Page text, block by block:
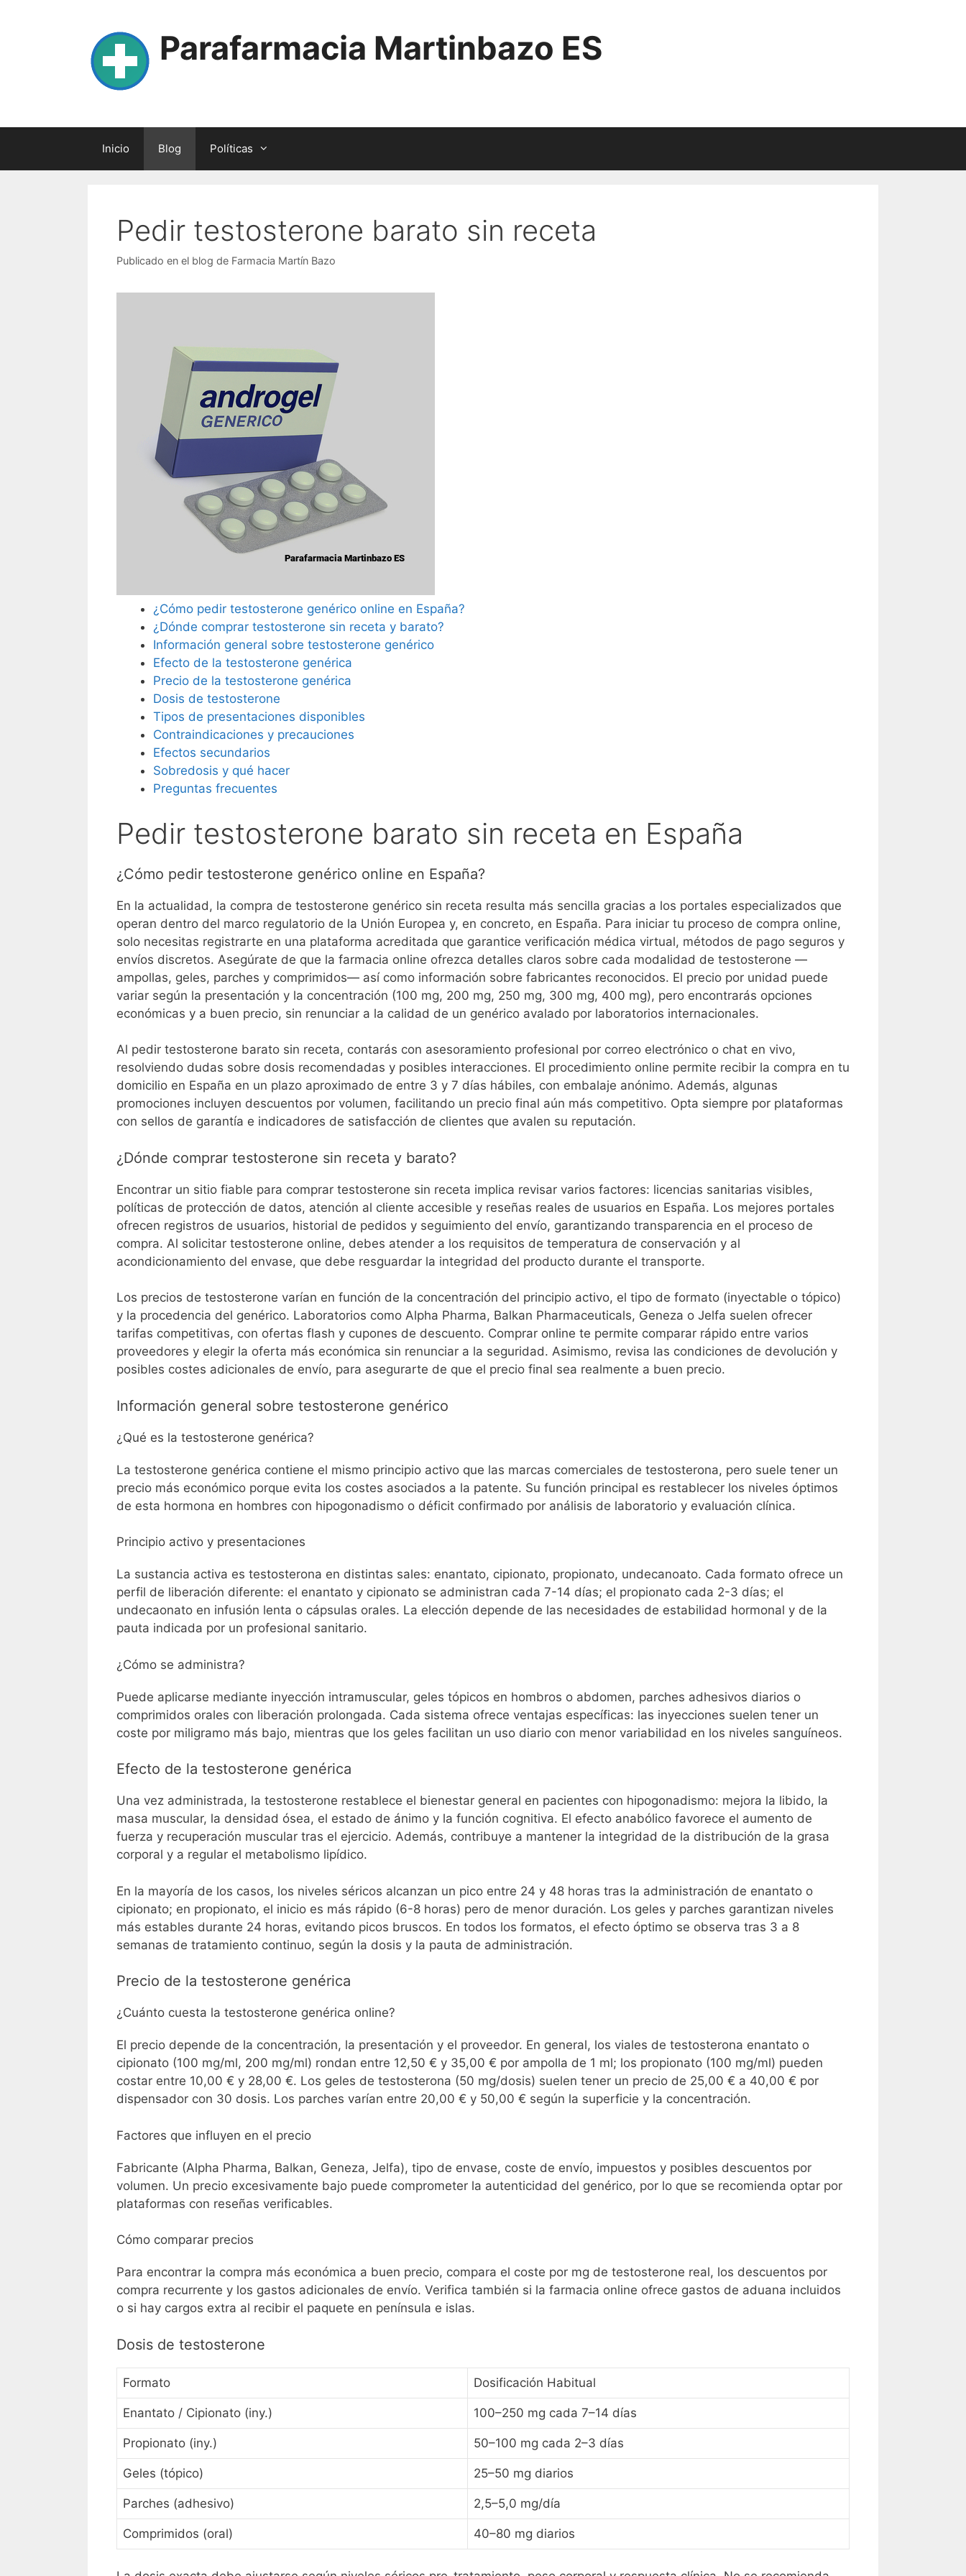
Parafarmacia Martinbazo ES
Inicio Blog Políticas
Pedir testosterone barato sin receta
Publicado en el blog de Farmacia Martín Bazo
¿Cómo pedir testosterone genérico online en España?
¿Dónde comprar testosterone sin receta y barato?
Información general sobre testosterone genérico
Efecto de la testosterone genérica
Precio de la testosterone genérica
Dosis de testosterone
Tipos de presentaciones disponibles
Contraindicaciones y precauciones
Efectos secundarios
Sobredosis y qué hacer
Preguntas frecuentes
Pedir testosterone barato sin receta en España
¿Cómo pedir testosterone genérico online en España?
En la actualidad, la compra de testosterone genérico sin receta resulta más sencilla gracias a los portales especializados que
operan dentro del marco regulatorio de la Unión Europea y, en concreto, en España. Para iniciar tu proceso de compra online,
solo necesitas registrarte en una plataforma acreditada que garantice verificación médica virtual, métodos de pago seguros y
envíos discretos. Asegúrate de que la farmacia online ofrezca detalles claros sobre cada modalidad de testosterone —
ampollas, geles, parches y comprimidos— así como información sobre fabricantes reconocidos. El precio por unidad puede
variar según la presentación y la concentración (100 mg, 200 mg, 250 mg, 300 mg, 400 mg), pero encontrarás opciones
económicas y a buen precio, sin renunciar a la calidad de un genérico avalado por laboratorios internacionales.
Al pedir testosterone barato sin receta, contarás con asesoramiento profesional por correo electrónico o chat en vivo,
resolviendo dudas sobre dosis recomendadas y posibles interacciones. El procedimiento online permite recibir la compra en tu
domicilio en España en un plazo aproximado de entre 3 y 7 días hábiles, con embalaje anónimo. Además, algunas
promociones incluyen descuentos por volumen, facilitando un precio final aún más competitivo. Opta siempre por plataformas
con sellos de garantía e indicadores de satisfacción de clientes que avalen su reputación.
¿Dónde comprar testosterone sin receta y barato?
Encontrar un sitio fiable para comprar testosterone sin receta implica revisar varios factores: licencias sanitarias visibles,
políticas de protección de datos, atención al cliente accesible y reseñas reales de usuarios en España. Los mejores portales
ofrecen registros de usuarios, historial de pedidos y seguimiento del envío, garantizando transparencia en el proceso de
compra. Al solicitar testosterone online, debes atender a los requisitos de temperatura de conservación y al
acondicionamiento del envase, que debe resguardar la integridad del producto durante el transporte.
Los precios de testosterone varían en función de la concentración del principio activo, el tipo de formato (inyectable o tópico)
y la procedencia del genérico. Laboratorios como Alpha Pharma, Balkan Pharmaceuticals, Geneza o Jelfa suelen ofrecer
tarifas competitivas, con ofertas flash y cupones de descuento. Comprar online te permite comparar rápido entre varios
proveedores y elegir la oferta más económica sin renunciar a la seguridad. Asimismo, revisa las condiciones de devolución y
posibles costes adicionales de envío, para asegurarte de que el precio final sea realmente a buen precio.
Información general sobre testosterone genérico
¿Qué es la testosterone genérica?
La testosterone genérica contiene el mismo principio activo que las marcas comerciales de testosterona, pero suele tener un
precio más económico porque evita los costes asociados a la patente. Su función principal es restablecer los niveles óptimos
de esta hormona en hombres con hipogonadismo o déficit confirmado por análisis de laboratorio y evaluación clínica.
Principio activo y presentaciones
La sustancia activa es testosterona en distintas sales: enantato, cipionato, propionato, undecanoato. Cada formato ofrece un
perfil de liberación diferente: el enantato y cipionato se administran cada 7-14 días; el propionato cada 2-3 días; el
undecaonato en infusión lenta o cápsulas orales. La elección depende de las necesidades de estabilidad hormonal y de la
pauta indicada por un profesional sanitario.
¿Cómo se administra?
Puede aplicarse mediante inyección intramuscular, geles tópicos en hombros o abdomen, parches adhesivos diarios o
comprimidos orales con liberación prolongada. Cada sistema ofrece ventajas específicas: las inyecciones suelen tener un
coste por miligramo más bajo, mientras que los geles facilitan un uso diario con menor variabilidad en los niveles sanguíneos.
Efecto de la testosterone genérica
Una vez administrada, la testosterone restablece el bienestar general en pacientes con hipogonadismo: mejora la libido, la
masa muscular, la densidad ósea, el estado de ánimo y la función cognitiva. El efecto anabólico favorece el aumento de
fuerza y recuperación muscular tras el ejercicio. Además, contribuye a mantener la integridad de la distribución de la grasa
corporal y a regular el metabolismo lipídico.
En la mayoría de los casos, los niveles séricos alcanzan un pico entre 24 y 48 horas tras la administración de enantato o
cipionato; en propionato, el inicio es más rápido (6-8 horas) pero de menor duración. Los geles y parches garantizan niveles
más estables durante 24 horas, evitando picos bruscos. En todos los formatos, el efecto óptimo se observa tras 3 a 8
semanas de tratamiento continuo, según la dosis y la pauta de administración.
Precio de la testosterone genérica
¿Cuánto cuesta la testosterone genérica online?
El precio depende de la concentración, la presentación y el proveedor. En general, los viales de testosterona enantato o
cipionato (100 mg/ml, 200 mg/ml) rondan entre 12,50 € y 35,00 € por ampolla de 1 ml; los propionato (100 mg/ml) pueden
costar entre 10,00 € y 28,00 €. Los geles de testosterona (50 mg/dosis) suelen tener un precio de 25,00 € a 40,00 € por
dispensador con 30 dosis. Los parches varían entre 20,00 € y 50,00 € según la superficie y la concentración.
Factores que influyen en el precio
Fabricante (Alpha Pharma, Balkan, Geneza, Jelfa), tipo de envase, coste de envío, impuestos y posibles descuentos por
volumen. Un precio excesivamente bajo puede comprometer la autenticidad del genérico, por lo que se recomienda optar por
plataformas con reseñas verificables.
Cómo comparar precios
Para encontrar la compra más económica a buen precio, compara el coste por mg de testosterone real, los descuentos por
compra recurrente y los gastos adicionales de envío. Verifica también si la farmacia online ofrece gastos de aduana incluidos
o si hay cargos extra al recibir el paquete en península e islas.
Dosis de testosterone
Formato Dosificación Habitual
Enantato / Cipionato (iny.) 100–250 mg cada 7–14 días
Propionato (iny.) 50–100 mg cada 2–3 días
Geles (tópico) 25–50 mg diarios
Parches (adhesivo) 2,5–5,0 mg/día
Comprimidos (oral) 40–80 mg diarios